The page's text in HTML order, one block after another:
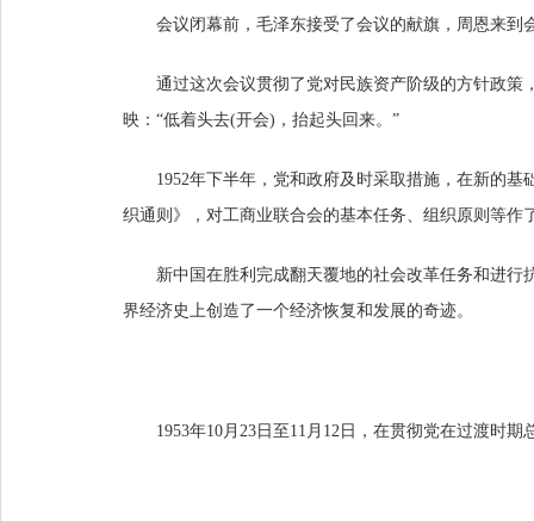
会议闭幕前，毛泽东接受了会议的献旗，周恩来到
通过这次会议贯彻了党对民族资产阶级的方针政策
映：“低着头去(开会)，抬起头回来。”
1952年下半年，党和政府及时采取措施，在新的
织通则》，对工商业联合会的基本任务、组织原则等
新中国在胜利完成翻天覆地的社会改革任务和进
界经济史上创造了一个经济恢复和发展的奇迹。
1953年10月23日至11月12日，在贯彻党在过渡时